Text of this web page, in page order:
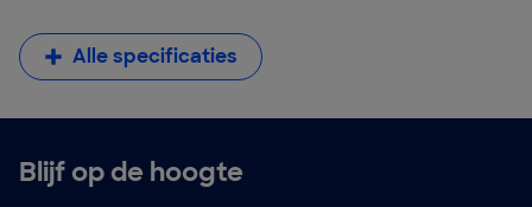
Alle specificaties
Blijf op de hoogte